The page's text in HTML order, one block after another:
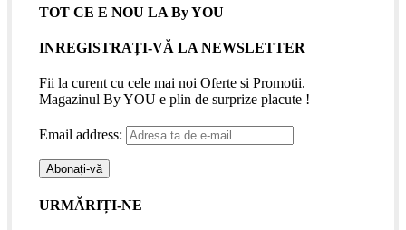
TOT CE E NOU LA By YOU
INREGISTRAȚI-VĂ LA NEWSLETTER
Fii la curent cu cele mai noi Oferte si Promotii.
Magazinul By YOU e plin de surprize placute !
Email address:
URMĂRIȚI-NE